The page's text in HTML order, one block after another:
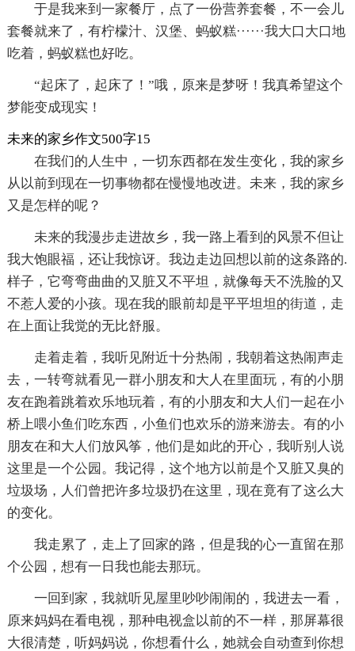
于是我来到一家餐厅，点了一份营养套餐，不一会儿
套餐就来了，有柠檬汁、汉堡、蚂蚁糕······我大口大口地
吃着，蚂蚁糕也好吃。
“起床了，起床了！”哦，原来是梦呀！我真希望这个
梦能变成现实！
未来的家乡作文500字15
在我们的人生中，一切东西都在发生变化，我的家乡
从以前到现在一切事物都在慢慢地改进。未来，我的家乡
又是怎样的呢？
未来的我漫步走进故乡，我一路上看到的风景不但让
我大饱眼福，还让我惊讶。我边走边回想以前的这条路的.
样子，它弯弯曲曲的又脏又不平坦，就像每天不洗脸的又
不惹人爱的小孩。现在我的眼前却是平平坦坦的街道，走
在上面让我觉的无比舒服。
走着走着，我听见附近十分热闹，我朝着这热闹声走
去，一转弯就看见一群小朋友和大人在里面玩，有的小朋
友在跑着跳着欢乐地玩着，有的小朋友和大人们一起在小
桥上喂小鱼们吃东西，小鱼们也欢乐的游来游去。有的小
朋友在和大人们放风筝，他们是如此的开心，我听别人说
这里是一个公园。我记得，这个地方以前是个又脏又臭的
垃圾场，人们曾把许多垃圾扔在这里，现在竟有了这么大
的变化。
我走累了，走上了回家的路，但是我的心一直留在那
个公园，想有一日我也能去那玩。
一回到家，我就听见屋里吵吵闹闹的，我进去一看，
原来妈妈在看电视，那种电视盒以前的不一样，那屏幕很
大很清楚，听妈妈说，你想看什么，她就会自动查到你想